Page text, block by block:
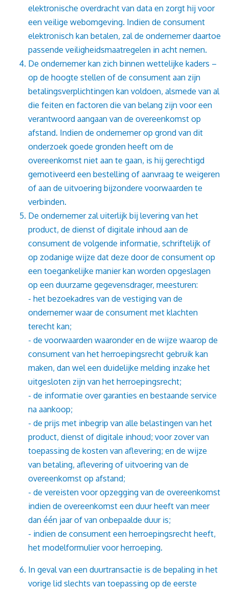
elektronische overdracht van data en zorgt hij voor
een veilige webomgeving. Indien de consument
elektronisch kan betalen, zal de ondernemer daartoe
passende veiligheidsmaatregelen in acht nemen.
De ondernemer kan zich binnen wettelijke kaders –
op de hoogte stellen of de consument aan zijn
betalingsverplichtingen kan voldoen, alsmede van al
die feiten en factoren die van belang zijn voor een
verantwoord aangaan van de overeenkomst op
afstand. Indien de ondernemer op grond van dit
onderzoek goede gronden heeft om de
overeenkomst niet aan te gaan, is hij gerechtigd
gemotiveerd een bestelling of aanvraag te weigeren
of aan de uitvoering bijzondere voorwaarden te
verbinden.
De ondernemer zal uiterlijk bij levering van het
product, de dienst of digitale inhoud aan de
consument de volgende informatie, schriftelijk of
op zodanige wijze dat deze door de consument op
een toegankelijke manier kan worden opgeslagen
op een duurzame gegevensdrager, meesturen:
- het bezoekadres van de vestiging van de
ondernemer waar de consument met klachten
terecht kan;
- de voorwaarden waaronder en de wijze waarop de
consument van het herroepingsrecht gebruik kan
maken, dan wel een duidelijke melding inzake het
uitgesloten zijn van het herroepingsrecht;
- de informatie over garanties en bestaande service
na aankoop;
- de prijs met inbegrip van alle belastingen van het
product, dienst of digitale inhoud; voor zover van
toepassing de kosten van aflevering; en de wijze
van betaling, aflevering of uitvoering van de
overeenkomst op afstand;
- de vereisten voor opzegging van de overeenkomst
indien de overeenkomst een duur heeft van meer
dan één jaar of van onbepaalde duur is;
- indien de consument een herroepingsrecht heeft,
het modelformulier voor herroeping.
In geval van een duurtransactie is de bepaling in het
vorige lid slechts van toepassing op de eerste